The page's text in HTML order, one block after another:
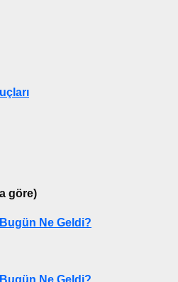
göre)
Ne Geldi?
Ne Geldi?